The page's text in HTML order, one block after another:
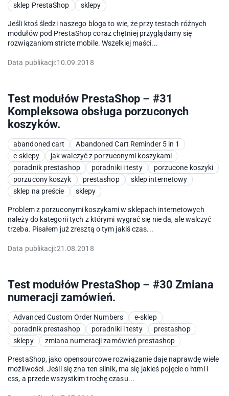
sklep PrestaShop
sklepy
Jeśli ktoś śledzi naszego bloga to wie, że przy testach różnych
modułów pod PrestaShop coraz chętniej przyglądamy się
rozwiązaniom stricte mobile. Wszelkiej maści...
Data publikacji:10.09.2018
Test modułów PrestaShop – #31
Kompleksowa obsługa porzuconych
koszyków.
abandoned cart
Abandoned Cart Reminder 5 in 1
e-sklepy
jak walczyć z porzuconymi koszykami
poradnik prestashop
poradniki i testy
porzucone koszyki
porzucony koszyk
prestashop
sklep internetowy
sklep na preście
sklepy
Problem z porzuconymi koszykami w sklepach internetowych
należy do kategorii tych z którymi wygrać się nie da, ale walczyć
trzeba. Pisałem już zresztą o tym jakiś czas...
Data publikacji:21.08.2018
Test modułów PrestaShop – #30 Zmiana
numeracji zamówień.
Advanced Custom Order Numbers
e-sklep
poradnik prestashop
poradniki i testy
prestashop
sklepy
zmiana numeracji zamówień prestashop
PrestaShop, jako opensourcowe rozwiązanie daje naprawdę wiele
możliwości. Jeśli się zna ten silnik, ma się jakieś pojęcie o html i
css, a przede wszystkim trochę czasu...